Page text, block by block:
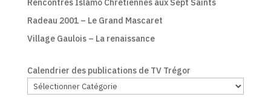
Rencontres Islamo Chrétiennes aux Sept Saints
Radeau 2001 – Le Grand Mascaret
Village Gaulois – La renaissance
Calendrier des publications de TV Trégor